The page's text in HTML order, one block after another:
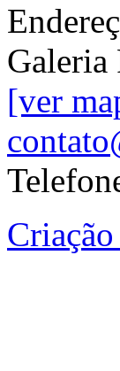
Galeria
[ver